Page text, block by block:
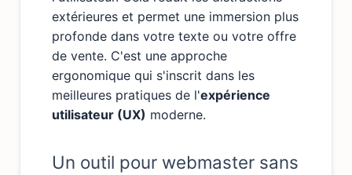
extérieures et permet une immersion plus
profonde dans votre texte ou votre offre
de vente. C'est une approche
ergonomique qui s'inscrit dans les
meilleures pratiques de l'expérience
utilisateur (UX) moderne.
Un outil pour webmaster sans